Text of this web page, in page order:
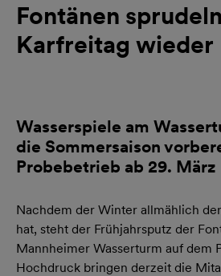
Fontänen
Karfreitag wieder
Wasserspiele am
die Sommersaison
Probebetrieb ab 29. März
Nachdem der Winter allmählich
hat, steht der Frühjahrsputz der
Mannheimer Wasserturm auf dem
Hochdruck bringen derzeit die